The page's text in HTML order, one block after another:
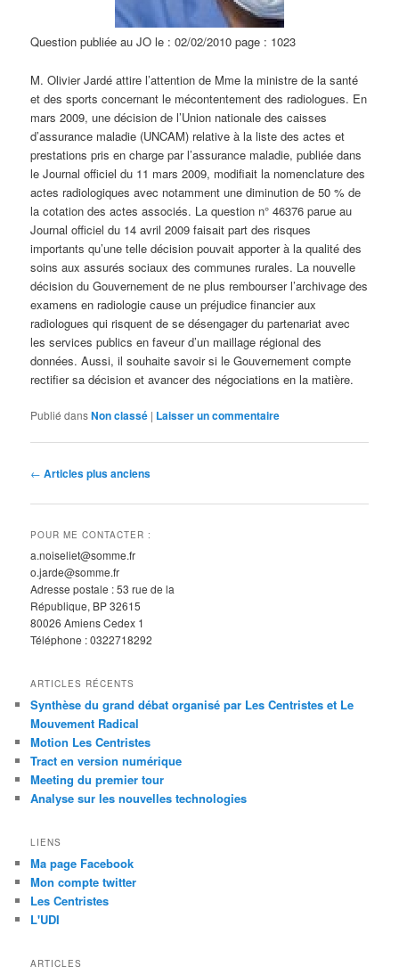
Question publiée au JO le : 02/02/2010 page : 1023
M. Olivier Jardé attire l’attention de Mme la ministre de la santé
et des sports concernant le mécontentement des radiologues. En
mars 2009, une décision de l’Union nationale des caisses
d’assurance maladie (UNCAM) relative à la liste des actes et
prestations pris en charge par l’assurance maladie, publiée dans
le Journal officiel du 11 mars 2009, modifiait la nomenclature des
actes radiologiques avec notamment une diminution de 50 % de
la cotation des actes associés. La question n° 46376 parue au
Journal officiel du 14 avril 2009 faisait part des risques
importants qu’une telle décision pouvait apporter à la qualité des
soins aux assurés sociaux des communes rurales. La nouvelle
décision du Gouvernement de ne plus rembourser l’archivage des
examens en radiologie cause un préjudice financier aux
radiologues qui risquent de se désengager du partenariat avec
les services publics en faveur d’un maillage régional des
données. Aussi, il souhaite savoir si le Gouvernement compte
rectifier sa décision et avancer des négociations en la matière.
Publié dansNon classé | Laisser un commentaire
N
v
i
a
t
i
o
n
e
a
r
t
i
c
l
s
← Articles plus anciens
POUR ME CONTACTER :
a.noiseliet@somme.fr
o.jarde@somme.fr
Adresse postale : 53 rue de la
République, BP 32615
80026 Amiens Cedex 1
Téléphone : 0322718292
ARTICLES RÉCENTS
Synthèse du grand débat organisé par Les Centristes et Le
Mouvement Radical
Motion Les Centristes
Tract en version numérique
Meeting du premier tour
Analyse sur les nouvelles technologies
LIENS
Ma page Facebook
Mon compte twitter
Les Centristes
L'UDI
ARTICLES